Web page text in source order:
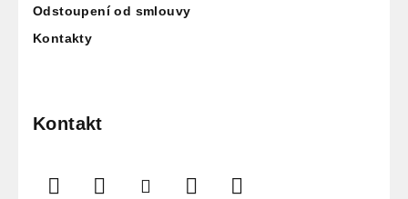
Odstoupení od smlouvy
Kontakty
Kontakt